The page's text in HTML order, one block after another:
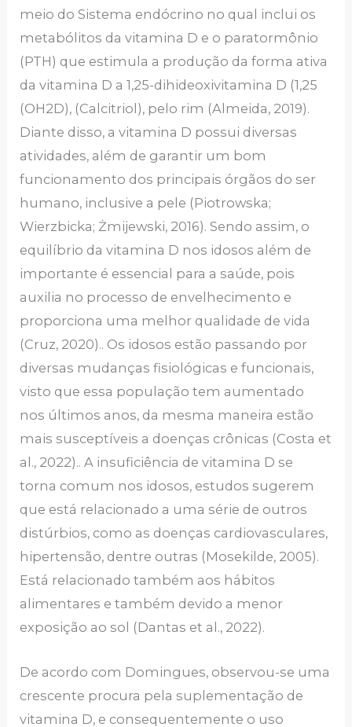
meio do Sistema endócrino no qual inclui os
metabólitos da vitamina D e o paratormônio
(PTH) que estimula a produção da forma ativa
da vitamina D a 1,25-dihideoxivitamina D (1,25
(OH2D), (Calcitriol), pelo rim (Almeida, 2019).
Diante disso, a vitamina D possui diversas
atividades, além de garantir um bom
funcionamento dos principais órgãos do ser
humano, inclusive a pele (Piotrowska;
Wierzbicka; Żmijewski, 2016). Sendo assim, o
equilíbrio da vitamina D nos idosos além de
importante é essencial para a saúde, pois
auxilia no processo de envelhecimento e
proporciona uma melhor qualidade de vida
(Cruz, 2020).. Os idosos estão passando por
diversas mudanças fisiológicas e funcionais,
visto que essa população tem aumentado
nos últimos anos, da mesma maneira estão
mais susceptíveis a doenças crônicas (Costa et
al., 2022).. A insuficiência de vitamina D se
torna comum nos idosos, estudos sugerem
que está relacionado a uma série de outros
distúrbios, como as doenças cardiovasculares,
hipertensão, dentre outras (Mosekilde, 2005).
Está relacionado também aos hábitos
alimentares e também devido a menor
exposição ao sol (Dantas et al., 2022).
De acordo com Domingues, observou-se uma
crescente procura pela suplementação de
vitamina D, e consequentemente o uso